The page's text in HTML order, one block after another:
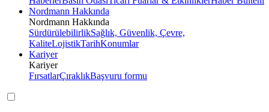
Nordmann Hakkında
Nordmann Hakkında
SürdürülebilirlikSağlık, Güvenlik, Çevre,
KaliteLojistikTarihKonumlar
Kariyer
Kariyer
FırsatlarÇıraklıkBaşvuru formu